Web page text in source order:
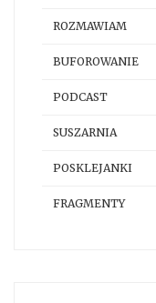
ROZMAWIAM
BUFOROWANIE
PODCAST
SUSZARNIA
POSKLEJANKI
FRAGMENTY